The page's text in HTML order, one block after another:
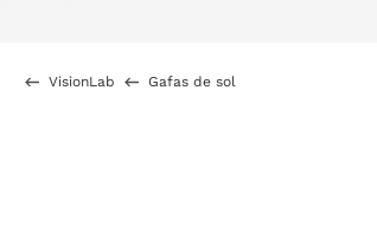
VisionLab Gafas de sol